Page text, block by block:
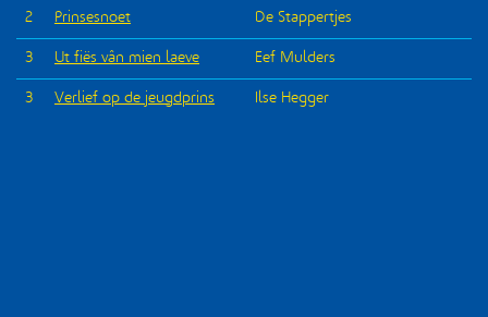
2 Prinsesnoet De Stappertjes
3 Ut fiës vân mien laeve Eef Mulders
3 Verlief op de jeugdprins Ilse Hegger